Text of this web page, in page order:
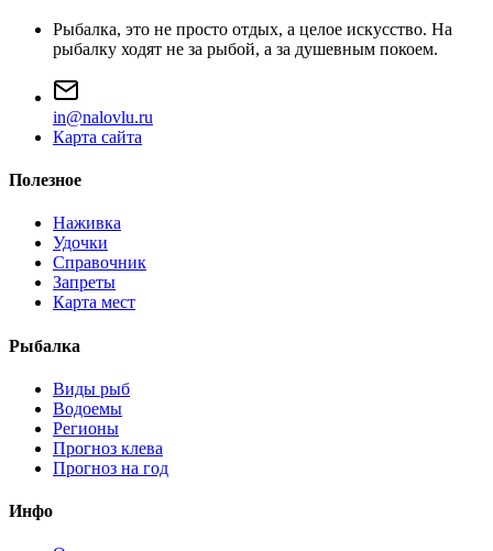
Рыбалка, это не просто отдых, а целое искусство. На
рыбалку ходят не за рыбой, а за душевным покоем.
in@nalovlu.ru
Карта сайта
Полезное
Наживка
Удочки
Справочник
Запреты
Карта мест
Рыбалка
Виды рыб
Водоемы
Регионы
Прогноз клева
Прогноз на год
Инфо